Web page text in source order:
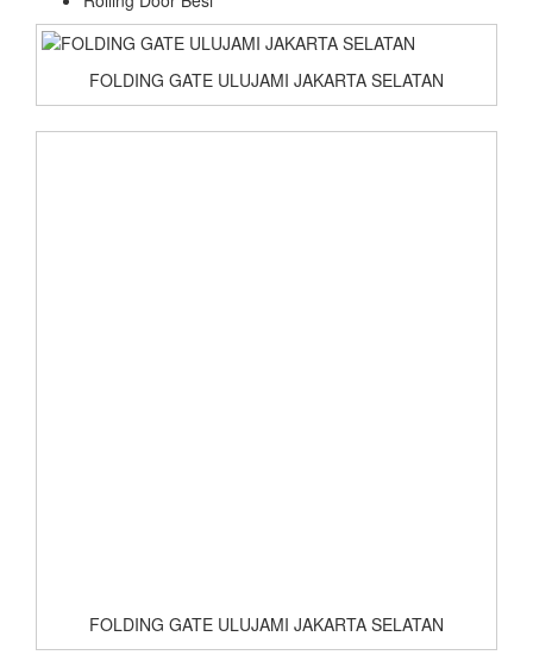
FOLDING GATE ULUJAMI JAKARTA SELATAN
FOLDING GATE ULUJAMI JAKARTA SELATAN